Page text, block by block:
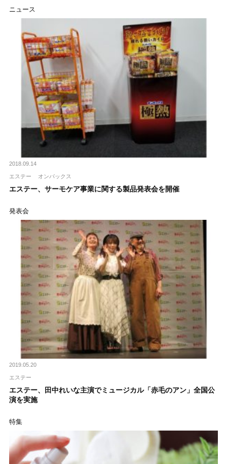
ニュース
2018.09.14
エステー オンパックス
エステー、サーモケア事業に関する製品発表会を開催
発表会
2019.05.20
エステー
エステー、田中れいな主演でミュージカル「赤毛のアン」全国公
演を実施
特集